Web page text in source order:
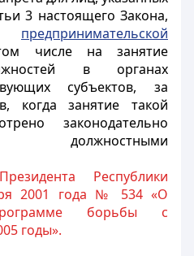
3 настоящего Закона,
предпринимательской
числе на занятие
в органах
субъектов, за
когда занятие такой
законодательно
должностными
Республики
2001 года № 534 «О
борьбы с
годы».